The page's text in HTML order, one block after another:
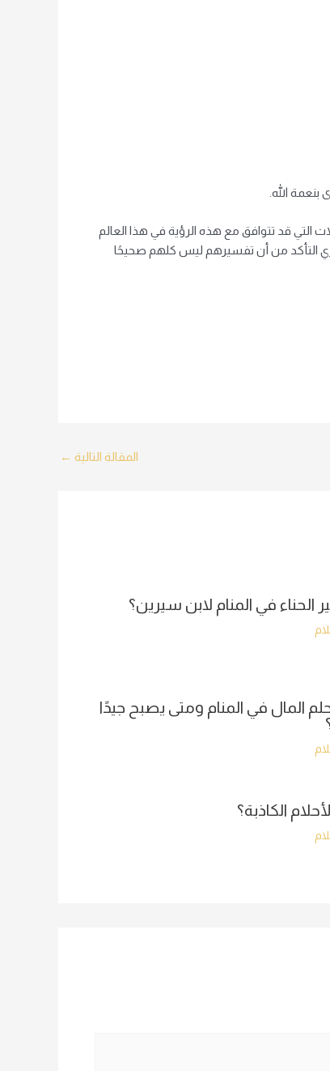
الله.
التي قد تتوافق مع هذه الرؤية في هذا العالم
التأكد من أن تفسيرهم ليس كلهم ​​صحيحًا
المقالة التالية ←
الحناء في المنام لابن سيرين؟
المال في المنام ومتى يصبح جيدًا
الكاذبة؟